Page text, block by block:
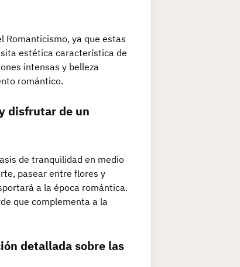
Romanticismo, ya que estas
estética característica de
intensas y belleza
romántico.
disfrutar de un
de tranquilidad en medio
pasear entre flores y
a la época romántica.
que complementa a la
detallada sobre las